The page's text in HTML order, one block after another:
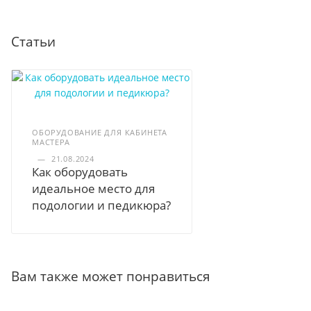
Статьи
ОБОРУДОВАНИЕ ДЛЯ КАБИНЕТА
МАСТЕРА
—
21.08.2024
Как оборудовать
идеальное место для
подологии и педикюра?
Вам также может понравиться